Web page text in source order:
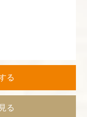
る
る